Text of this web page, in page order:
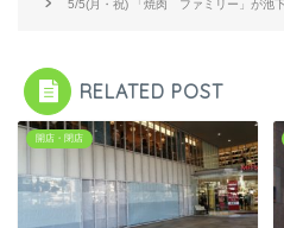
5/5(月・祝) 「焼肉 ファミリー」が池
RELATED POST
開店・閉店